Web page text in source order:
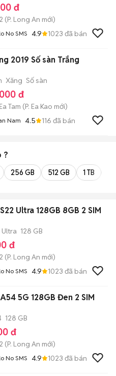
đ
(P. Long An mới)
No SMS 4.9 1023 đã bán
2019 Số sàn Trắng
Xăng Số sàn
đ
Tam (P. Ea Kao mới)
Nam 4.5 116 đã bán
?
256 GB 512 GB 1 TB
Ultra 128GB 8GB 2 SIM
Ultra 128 GB
đ
(P. Long An mới)
No SMS 4.9 1023 đã bán
5G 128GB Đen 2 SIM
128 GB
đ
(P. Long An mới)
No SMS 4.9 1023 đã bán